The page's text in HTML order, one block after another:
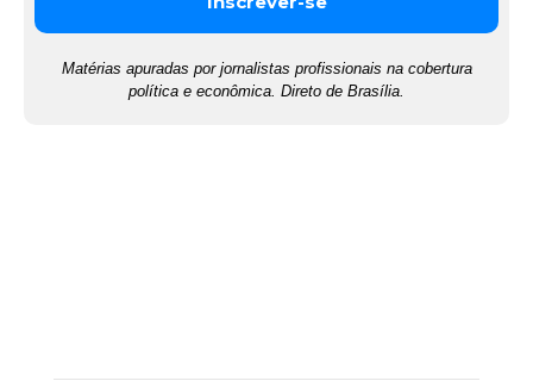
Matérias apuradas por jornalistas profissionais na cobertura
política e econômica. Direto de Brasília.